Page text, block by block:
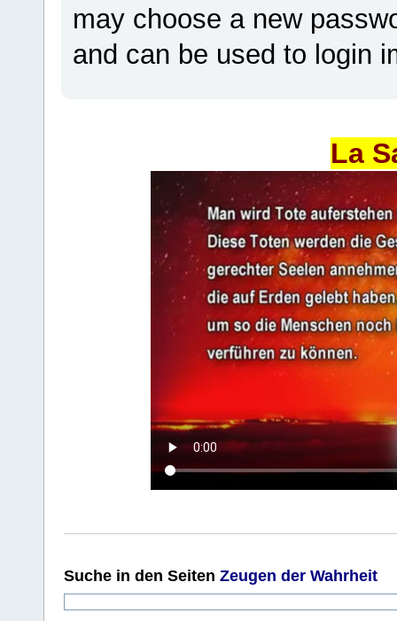
may choose a new
and can be used to login
La
Suche in den Seiten Zeugen der Wahrheit